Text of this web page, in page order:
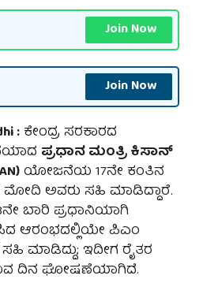
Join Now
Join Now
: ಕೇ೦ದ್ರ ಸರಕಾರದ
ಪ್ರಧಾನ ಮಂತ್ರಿ ಕಿಸಾನ್
ಯೋಜನೆಯ 17ನೇ ಕಂತಿನ
ಅವರು ಸಹಿ ಮಾಡಿದ್ದಾರೆ.
ಬಾರಿ ಪ್ರಧಾನಿಯಾಗಿ
ಆರಂಭದಲ್ಲಿಯೇ ಪಿಎಂ
ಮಾಡಿದ್ದು; ಇದೀಗ ರೈತರ
ದಿನ ಘೋಷಣೆಯಾಗಿದೆ.